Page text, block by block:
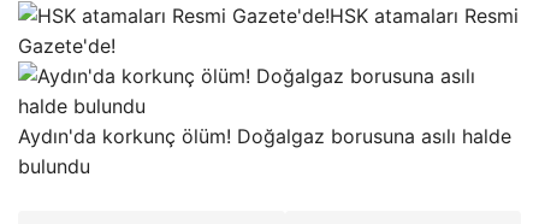
HSK atamaları Resmi
Gazete'de!
Aydın'da korkunç ölüm! Doğalgaz borusuna asılı halde
bulundu